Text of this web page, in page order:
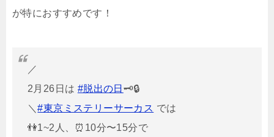
が特におすすめです！
／
2月26日は #脱出の日 🗝🔒
＼#東京ミステリーサーカス では
👫1~2人、⏰10分〜15分で